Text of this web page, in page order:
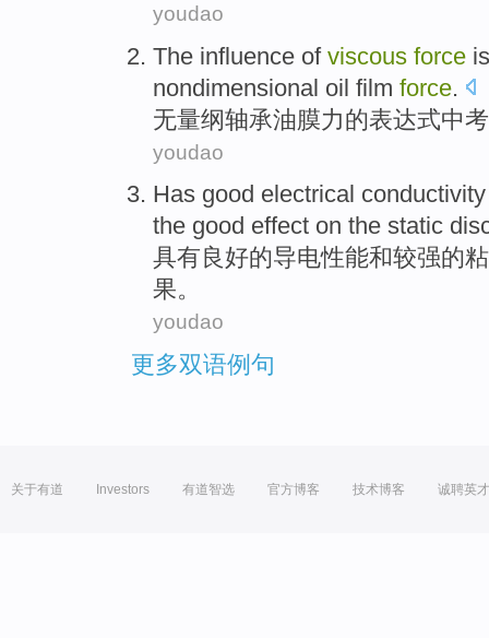
youdao
The influence of viscous force
nondimensional oil film force.
无量纲轴承油膜力的表达式中
youdao
Has good electrical conductivity
the good effect on the static
具有 良好的导电性能和较强的
果。
youdao
更多双语例句
关于有道 Investors 有道智选 官方博客 技术博客 诚聘英才